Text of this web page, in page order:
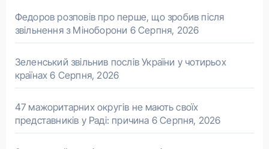
Федоров розповів про перше, що зробив після
звільнення з Міноборони 6 Серпня, 2026
Зеленський звільнив послів України у чотирьох
країнах 6 Серпня, 2026
47 мажоритарних округів не мають своїх
представників у Раді: причина 6 Серпня, 2026